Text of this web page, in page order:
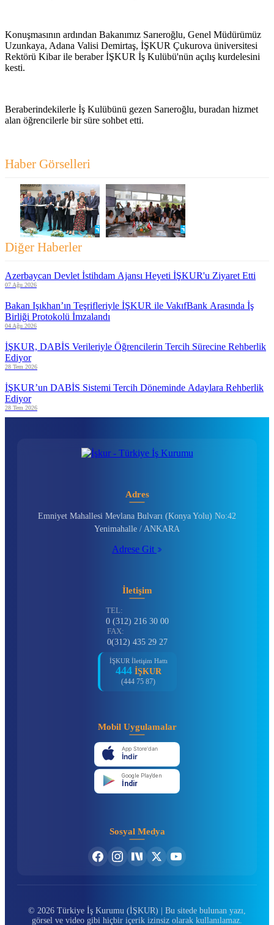
Konuşmasının ardından Bakanımız Sarıeroğlu, Genel Müdürümüz
Uzunkaya, Adana Valisi Demirtaş, İŞKUR Çukurova üniversitesi
Rektörü Kibar ile beraber İŞKUR İş Kulübü'nün açılış kurdelesini
kesti.
Beraberindekilerle İş Kulübünü gezen Sarıeroğlu, buradan hizmet
alan öğrencilerle bir süre sohbet etti.
Haber Görselleri
Diğer Haberler
Azerbaycan Devlet İstihdam Ajansı Heyeti İŞKUR'u Ziyaret Etti
07 Ağu 2026
Bakan Işıkhan’ın Teşrifleriyle İŞKUR ile VakıfBank Arasında İş
Birliği Protokolü İmzalandı
04 Ağu 2026
İŞKUR, DABİS Verileriyle Öğrencilerin Tercih Sürecine Rehberlik
Ediyor
28 Tem 2026
İŞKUR’un DABİS Sistemi Tercih Döneminde Adaylara Rehberlik
Ediyor
28 Tem 2026
Adres
Emniyet Mahallesi Mevlana Bulvarı (Konya Yolu) No:42
Yenimahalle / ANKARA
Adrese Git
İletişim
TEL:
0 (312) 216 30 00
FAX:
0(312) 435 29 27
İŞKUR İletişim Hattı
444 İŞKUR
(444 75 87)
Mobil Uygulamalar
App Store'dan
İndir
Google Play'den
İndir
Sosyal Medya
© 2026 Türkiye İş Kurumu (İŞKUR) | Bu sitede bulunan yazı,
görsel ve video gibi hiçbir içerik izinsiz olarak kullanılamaz.